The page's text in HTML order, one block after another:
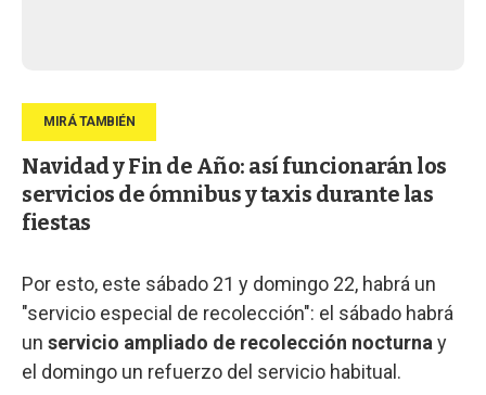
Navidad y Fin de Año: así funcionarán los
servicios de ómnibus y taxis durante las
fiestas
Por esto, este sábado 21 y domingo 22, habrá un
"servicio especial de recolección": el sábado habrá
un servicio ampliado de recolección nocturna y
el domingo un refuerzo del servicio habitual.